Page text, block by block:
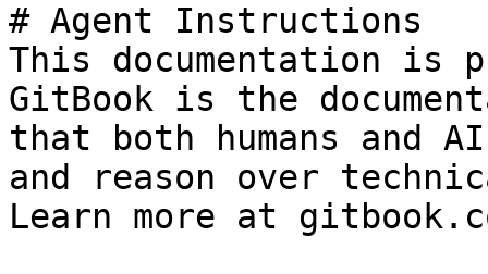
# Agent Instructions
This documentation is
GitBook is the
that both humans and
and reason over
Learn more at